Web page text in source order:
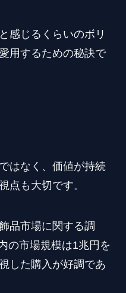
感じるくらいのボリ
用するための秘訣で
はなく、価値が持続
点も大切です。
品市場に関する調
の市場規模は1兆円を
した購入が好調であ